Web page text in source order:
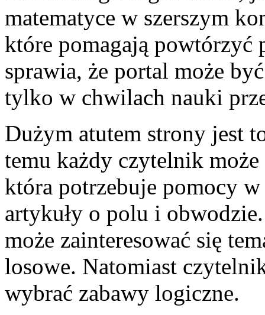
matematyce w szerszym
które pomagają powtórzyć
sprawia, że portal może
tylko w chwilach nauki
Dużym atutem strony jest
temu każdy czytelnik może
która potrzebuje pomocy
artykuły o polu i
może zainteresować się
losowe. Natomiast
wybrać zabawy logiczne.